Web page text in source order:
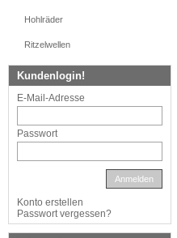
Hohlräder
Ritzelwellen
Kundenlogin!
E-Mail-Adresse
Passwort
Anmelden
Konto erstellen
Passwort vergessen?